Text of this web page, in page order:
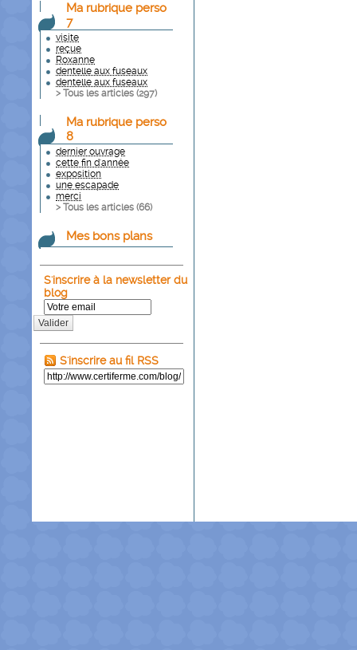
Ma rubrique perso
7
visite
reçue
Roxanne
dentelle aux fuseaux
dentelle aux fuseaux
> Tous les articles (297)
Ma rubrique perso
8
dernier ouvrage
cette fin d'année
exposition
une escapade
merci
> Tous les articles (66)
Mes bons plans
S'inscrire à la newsletter du
blog
Valider
S'inscrire au fil RSS